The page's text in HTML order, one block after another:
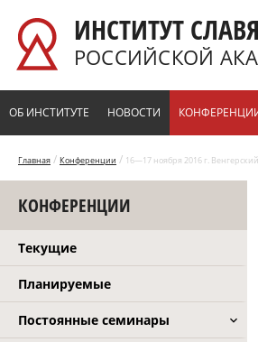
ИНСТИТУТ
РОССИЙСКОЙ
ОБ ИНСТИТУТЕ НОВОСТИ
Главная / Конференции / 16—17 ноября 2016 г.
КОНФЕРЕНЦИИ
Текущие
Планируемые
Постоянные семинары